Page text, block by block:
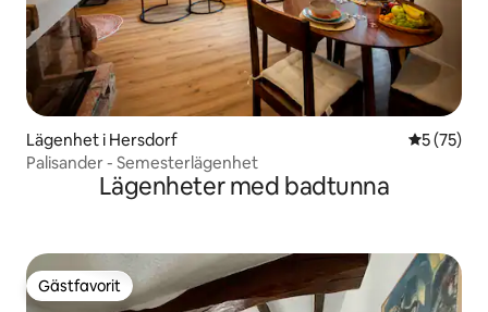
Lägenhet i Hersdorf 5 av 5 i
5 (75)
Palisander - Semesterlägenhet
Lägenheter med badtunna
Gästfavorit
Gästfavorit